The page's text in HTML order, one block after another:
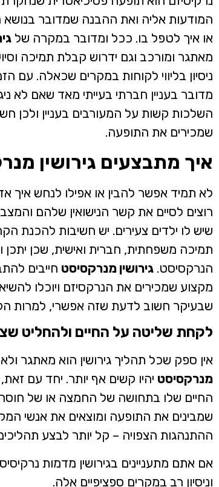
המודעות אליה ואת ההבנה שמדובר בנושא
או איך לטפל בו. ככל ומדובר במקרה של
מאתגר ומורכב וגם ידרוש קבלת תמיכה
ניסיון בליווי לקוחות במקרים שכאלה. עם
מדובר בעניין חברתי בעייתי מאד שאם לא
השלכות קשות על המעורבים בעניין ולכן
שמכירים את התופעה.
איך מתבצעים גירושין
לא תמיד אפשר להבין או אפילו לנחש איך
רוצים לסיים את קשר הנישואין שלהם
שיש לו ילדים צעירים. יש חשיבות
תמיכה משפחתית, חברית ואישית, שכן
הנרקסיסט. גירושין מנרקסיסט חייבים
מקצוע שמכירים את הנרקסיזם ויוכלו
שבעיקר חשוב לדעת שזה אפשרי, למרות
לקחת שליטה על החיים ולהחליט
אין ספק שכל תהליך גירושין הוא מאתגר
מנרקסיסט יהיו קשים אף יותר. יחד עם
החיים שלו בתחושה של החמצה או של חוסר
שמבינים את התופעה ומוצאים את אנשי
ההתנהגות הצפויה – קל יותר לבצע
אם אתם מתעניינים בגירושין מדמות
וניסיון רב במקרים ספציפיים אלה.